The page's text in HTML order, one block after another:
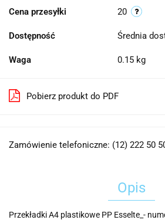
Cena przesyłki 20
Dostępność Średnia
Waga 0.15 kg
Pobierz produkt do PDF
Zamówienie telefoniczne: (12) 222 50
Opis
Przekładki A4 plastikowe PP Esselte_-